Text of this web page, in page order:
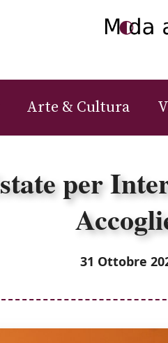
Arte & Cultura
per
31 Ottobre